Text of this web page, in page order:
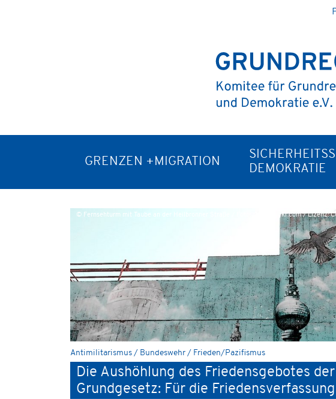
GRENZEN +MIGRATION
DEMOKRATIE
© Fernsehturm mit Taube an der Heilbronner Straße / Foto: stoha, flickr.com / Lizenz:
Antimilitarismus / Bundeswehr / Frieden/Pazifismus
Die Aushöhlung des Friedensgebotes
Grundgesetz: Für die